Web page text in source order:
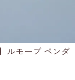
ルモーブ ペンダ